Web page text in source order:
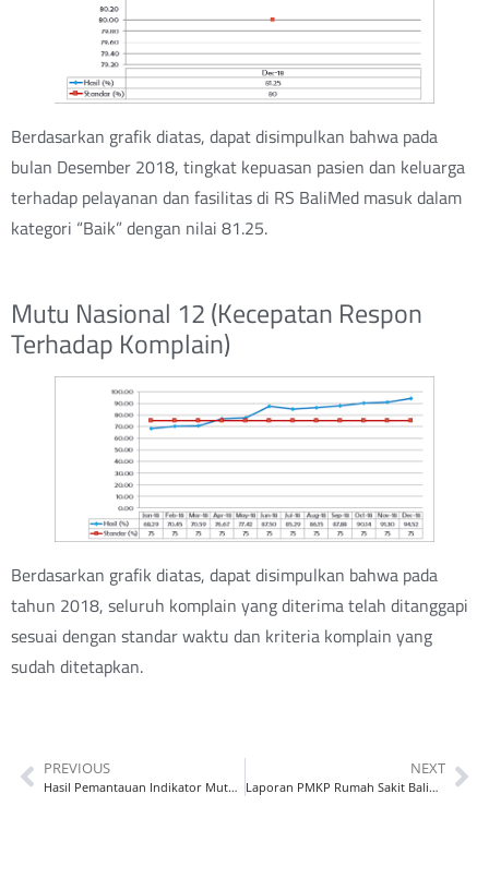
Berdasarkan grafik diatas, dapat disimpulkan bahwa pada
bulan Desember 2018, tingkat kepuasan pasien dan keluarga
terhadap pelayanan dan fasilitas di RS BaliMed masuk dalam
kategori “Baik” dengan nilai 81.25.
Mutu Nasional 12 (Kecepatan Respon
Terhadap Komplain)
Berdasarkan grafik diatas, dapat disimpulkan bahwa pada
tahun 2018, seluruh komplain yang diterima telah ditanggapi
sesuai dengan standar waktu dan kriteria komplain yang
sudah ditetapkan.
PREVIOUS
Hasil Pemantauan Indikator Mutu Prioritas Rumah Sakit BaliMéd Denpasar
NEXT
Laporan PMKP Rumah Sakit BaliMéd Karangasem Periode Januari s.d. September 2019